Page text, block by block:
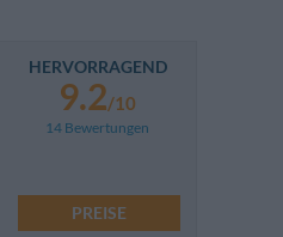
HERVORRAGEND
9.2/10
14 Bewertungen
PREISE